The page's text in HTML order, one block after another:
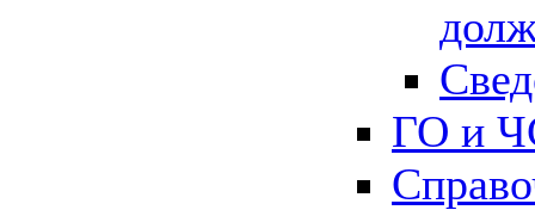
ГО и